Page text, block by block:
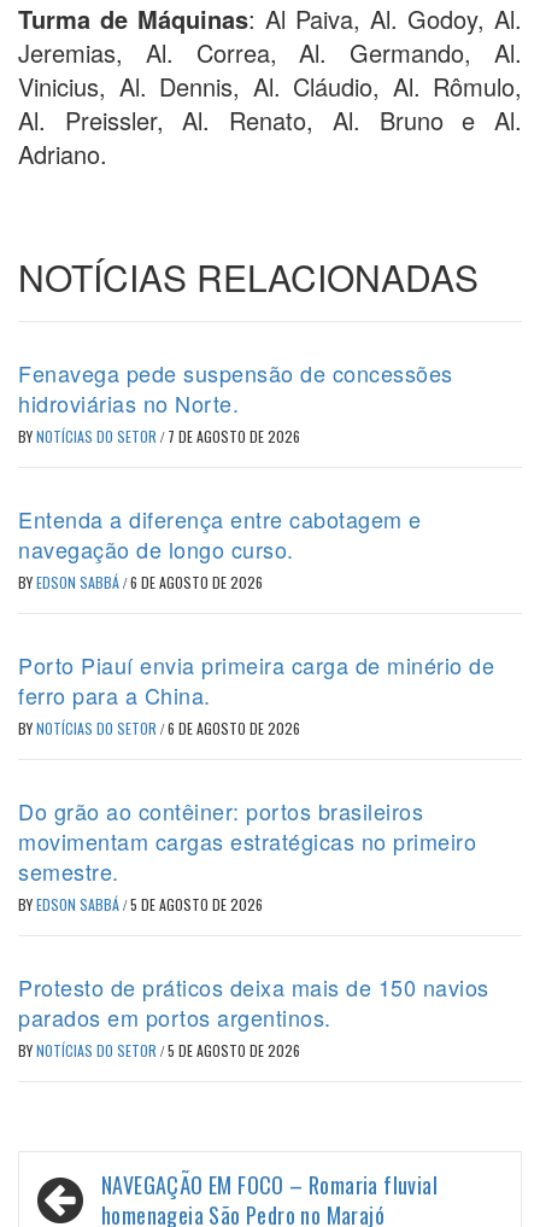
Turma de Máquinas: Al Paiva, Al. Godoy, Al.
Jeremias, Al. Correa, Al. Germando, Al.
Vinicius, Al. Dennis, Al. Cláudio, Al. Rômulo,
Al. Preissler, Al. Renato, Al. Bruno e Al.
Adriano.
NOTÍCIAS RELACIONADAS
Fenavega pede suspensão de concessões
hidroviárias no Norte.
BYNOTÍCIAS DO SETOR / 7 DE AGOSTO DE 2026
Entenda a diferença entre cabotagem e
navegação de longo curso.
BYEDSON SABBÁ/6 DE AGOSTO DE 2026
Porto Piauí envia primeira carga de minério de
ferro para a China.
BYNOTÍCIAS DO SETOR /6 DE AGOSTO DE 2026
Do grão ao contêiner: portos brasileiros
movimentam cargas estratégicas no primeiro
semestre.
BYEDSON SABBÁ/5 DE AGOSTO DE 2026
Protesto de práticos deixa mais de 150 navios
parados em portos argentinos.
BYNOTÍCIAS DO SETOR /5 DE AGOSTO DE 2026
Navegação
NAVEGAÇÃO EM FOCO – Romaria fluvial
homenageia São Pedro no Marajó